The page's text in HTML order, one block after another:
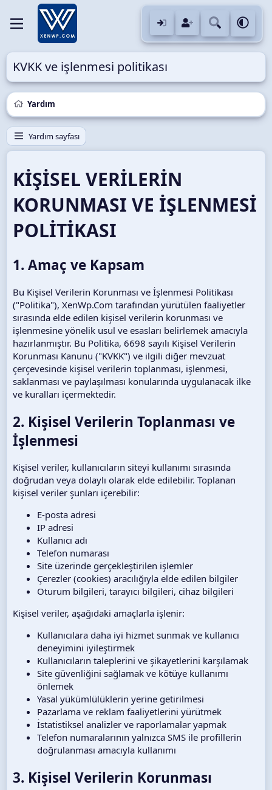
KVKK ve işlenmesi politikası
Yardım
Yardım sayfası
KİŞİSEL VERİLERİN
KORUNMASI VE İŞLENMESİ
POLİTİKASI
1. Amaç ve Kapsam
Bu Kişisel Verilerin Korunması ve İşlenmesi Politikası
("Politika"), XenWp.Com tarafından yürütülen faaliyetler
sırasında elde edilen kişisel verilerin korunması ve
işlenmesine yönelik usul ve esasları belirlemek amacıyla
hazırlanmıştır. Bu Politika, 6698 sayılı Kişisel Verilerin
Korunması Kanunu ("KVKK") ve ilgili diğer mevzuat
çerçevesinde kişisel verilerin toplanması, işlenmesi,
saklanması ve paylaşılması konularında uygulanacak ilke
ve kuralları içermektedir.
2. Kişisel Verilerin Toplanması ve
İşlenmesi
Kişisel veriler, kullanıcıların siteyi kullanımı sırasında
doğrudan veya dolaylı olarak elde edilebilir. Toplanan
kişisel veriler şunları içerebilir:
E-posta adresi
IP adresi
Kullanıcı adı
Telefon numarası
Site üzerinde gerçekleştirilen işlemler
Çerezler (cookies) aracılığıyla elde edilen bilgiler
Oturum bilgileri, tarayıcı bilgileri, cihaz bilgileri
Kişisel veriler, aşağıdaki amaçlarla işlenir:
Kullanıcılara daha iyi hizmet sunmak ve kullanıcı
deneyimini iyileştirmek
Kullanıcıların taleplerini ve şikayetlerini karşılamak
Site güvenliğini sağlamak ve kötüye kullanımı
önlemek
Yasal yükümlülüklerin yerine getirilmesi
Pazarlama ve reklam faaliyetlerini yürütmek
İstatistiksel analizler ve raporlamalar yapmak
Telefon numaralarının yalnızca SMS ile profillerin
doğrulanması amacıyla kullanımı
3. Kişisel Verilerin Korunması